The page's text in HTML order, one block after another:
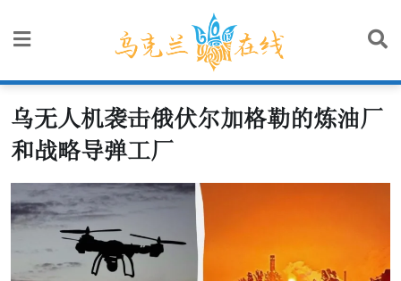
乌无人机袭击俄伏尔加格勒的炼油厂
和战略导弹工厂